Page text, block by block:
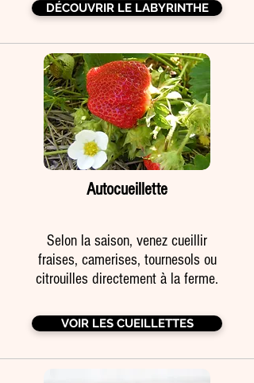
DÉCOUVRIR LE LABYRINTHE
Autocueillette
Selon la saison, venez cueillir
fraises, camerises, tournesols ou
citrouilles directement à la ferme.
VOIR LES CUEILLETTES